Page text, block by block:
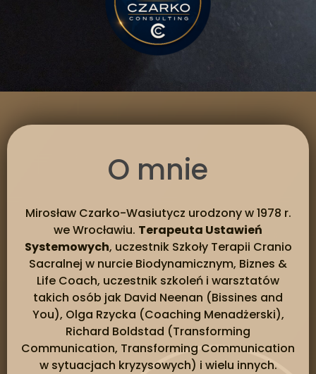
O mnie
Mirosław Czarko-Wasiutycz urodzony w 1978 r.
we Wrocławiu. Terapeuta Ustawień
Systemowych, uczestnik Szkoły Terapii Cranio
Sacralnej w nurcie Biodynamicznym, Biznes &
Life Coach, uczestnik szkoleń i warsztatów
takich osób jak David Neenan (Bissines and
You), Olga Rzycka (Coaching Menadżerski),
Richard Boldstad (Transforming
Communication, Transforming Communication
w sytuacjach kryzysowych) i wielu innych.